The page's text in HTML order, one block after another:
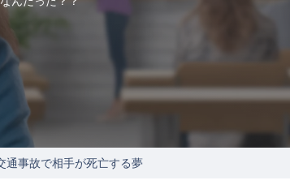
通事故で相手が死亡する夢